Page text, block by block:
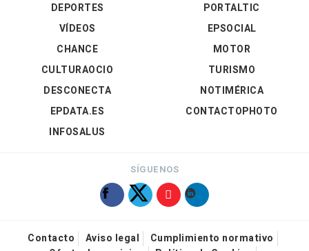
DEPORTES
VÍDEOS
PORTALTIC
EPSOCIAL
CHANCE
CULTURAOCIO
DESCONECTA
EPDATA.ES
INFOSALUS
MOTOR
TURISMO
NOTIMÉRICA
CONTACTOPHOTO
SÍGUENOS
Contacto Aviso legal
Cumplimiento normativo